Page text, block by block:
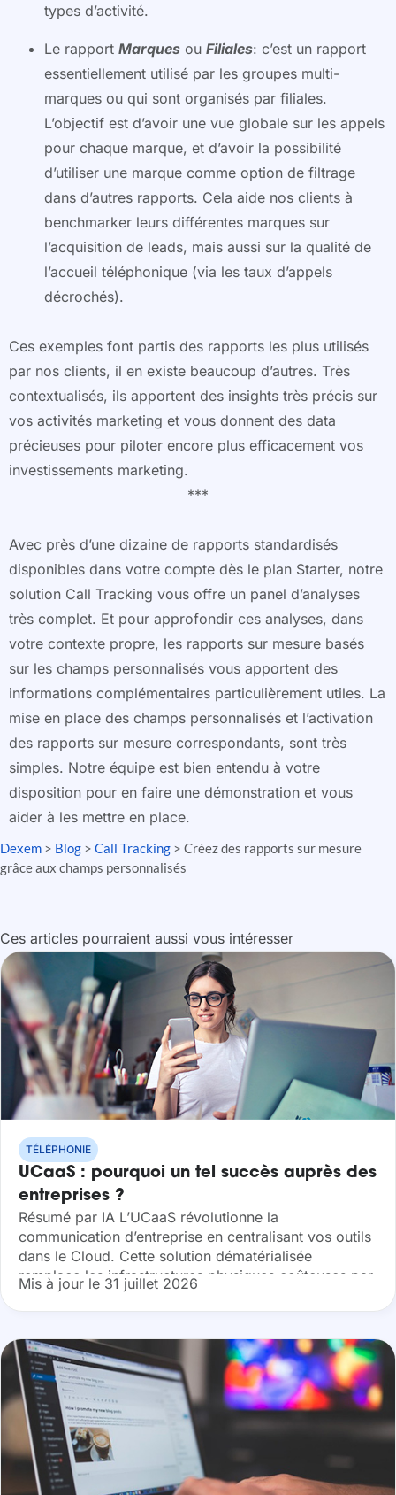
types d’activité.
Le rapport Marques ou Filiales: c’est un rapport
essentiellement utilisé par les groupes multi-
marques ou qui sont organisés par filiales.
L’objectif est d’avoir une vue globale sur les appels
pour chaque marque, et d’avoir la possibilité
d’utiliser une marque comme option de filtrage
dans d’autres rapports. Cela aide nos clients à
benchmarker leurs différentes marques sur
l’acquisition de leads, mais aussi sur la qualité de
l’accueil téléphonique (via les taux d’appels
décrochés).
Ces exemples font partis des rapports les plus utilisés
par nos clients, il en existe beaucoup d’autres. Très
contextualisés, ils apportent des insights très précis sur
vos activités marketing et vous donnent des data
précieuses pour piloter encore plus efficacement vos
investissements marketing.
***
Avec près d’une dizaine de rapports standardisés
disponibles dans votre compte dès le plan Starter, notre
solution Call Tracking vous offre un panel d’analyses
très complet. Et pour approfondir ces analyses, dans
votre contexte propre, les rapports sur mesure basés
sur les champs personnalisés vous apportent des
informations complémentaires particulièrement utiles. La
mise en place des champs personnalisés et l’activation
des rapports sur mesure correspondants, sont très
simples. Notre équipe est bien entendu à votre
disposition pour en faire une démonstration et vous
aider à les mettre en place.
Dexem > Blog > Call Tracking > Créez des rapports sur mesure
grâce aux champs personnalisés
Ces articles pourraient aussi vous intéresser
TÉLÉPHONIE
UCaaS : pourquoi un tel succès auprès des
entreprises ?
Résumé par IA L’UCaaS révolutionne la
communication d’entreprise en centralisant vos outils
dans le Cloud. Cette solution dématérialisée
remplace les infrastructures physiques coûteuses par
un modèle flexible et nomade. En adoptant les
communications unifiées, vous gagnez...
Mis à jour le 31 juillet 2026